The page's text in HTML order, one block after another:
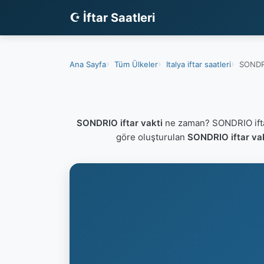
☪ İftar Saatleri
Ana Sayfa Tüm Ülkeler Italya iftar saatleri
SONDRIO iftar vakti ne zaman? SONDRIO
göre oluşturulan SONDRIO iftar